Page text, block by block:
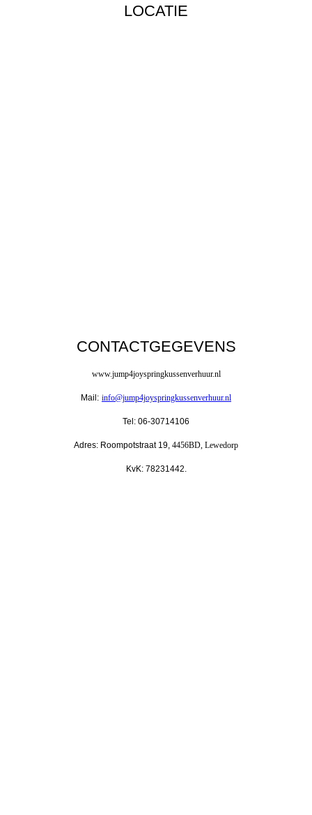
LOCATIE
CONTACTGEGEVENS
www.jump4joyspringkussenverhuur.nl
Mail: info@jump4joyspringkussenverhuur.nl
Tel: 06-30714106
Adres: Roompotstraat 19, 4456BD, Lewedorp
KvK: 78231442.